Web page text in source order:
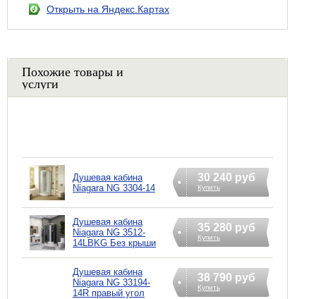
Открыть на Яндекс.Картах
Похожие товары и
услуги
Душевая кабина
Niagara NG 3304-14
30 240 руб
Купить
Душевая кабина
Niagara NG 3512-
14LBKG Без крыши
35 280 руб
Купить
Душевая кабина
Niagara NG 33194-
14R правый угол
38 790 руб
Купить